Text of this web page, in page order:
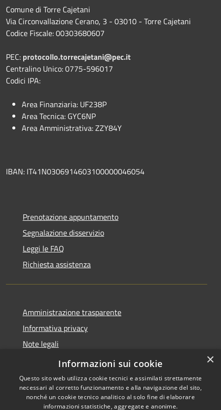
Comune di Torre Cajetani
Via Circonvallazione Cerano, 3 - 03010 - Torre Cajetani
Codice Fiscale: 00303680607
PEC: protocollo.torrecajetani@pec.it
Centralino Unico: 0775-596017
Codici IPA:
Area Finanziaria: UF238P
Area Tecnica: GYC6NP
Area Amministrativa: ZZY84Y
IBAN: IT41N0306914603100000046054
Prenotazione appuntamento
Segnalazione disservizio
Leggi le FAQ
Richiesta assistenza
Amministrazione trasparente
Informativa privacy
Note legali
Dichiarazione di accessibilità
×
Informazioni sui cookie
Questo sito web utilizza cookie tecnici e assimilati strettamente
necessari al corretto funzionamento e alla navigazione del sito,
nonché un cookie tecnico analitico al solo fine di elaborare
informazioni statistiche, aggregate e anonime.